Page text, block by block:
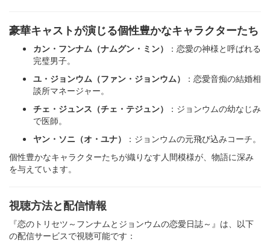
豪華キャストが演じる個性豊かなキャラクターたち
カン・フンナム（ナムグン・ミン）
：恋愛の神様と呼ばれる
完璧男子。
ユ・ジョンウム（ファン・ジョンウム）
：恋愛音痴の結婚相
談所マネージャー。
チェ・ジュンス（チェ・テジュン）
：ジョンウムの幼なじみ
で医師。
ヤン・ソニ（オ・ユナ）
：ジョンウムの元飛び込みコーチ。​
個性豊かなキャラクターたちが織りなす人間模様が、物語に深み
を与えています。​
視聴方法と配信情報
『恋のトリセツ～フンナムとジョンウムの恋愛日誌～』は、以下
の配信サービスで視聴可能です：​